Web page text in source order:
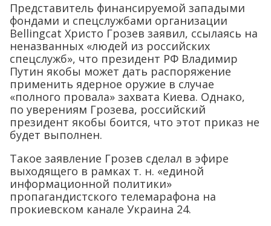
Представитель финансируемой западыми
фондами и спецслужбами организации
Bellingcat Христо Грозев заявил, ссылаясь на
неназванных «людей из российских
спецслужб», что президент РФ Владимир
Путин якобы может дать распоряжение
применить ядерное оружие в случае
«полного провала» захвата Киева. Однако,
по уверениям Грозева, российский
президент якобы боится, что этот приказ не
будет выполнен.
Такое заявление Грозев сделал в эфире
выходящего в рамках т. н. «единой
информационной политики»
пропагандистского телемарафона на
прокиевском канале Украина 24.